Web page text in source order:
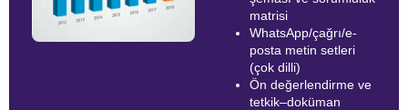
matrisi
WhatsApp/çağrı/e-
posta metin setleri
(çok dilli)
Ön değerlendirme ve
tetkik–doküman